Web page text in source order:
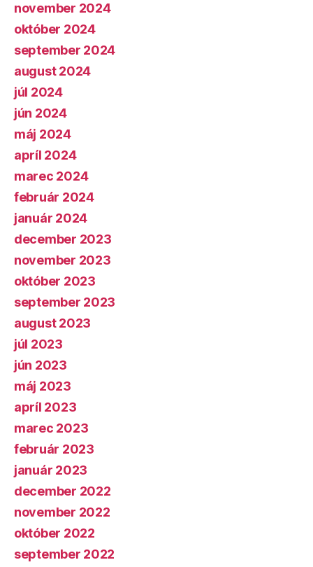
november 2024
október 2024
september 2024
august 2024
júl 2024
jún 2024
máj 2024
apríl 2024
marec 2024
február 2024
január 2024
december 2023
november 2023
október 2023
september 2023
august 2023
júl 2023
jún 2023
máj 2023
apríl 2023
marec 2023
február 2023
január 2023
december 2022
november 2022
október 2022
september 2022